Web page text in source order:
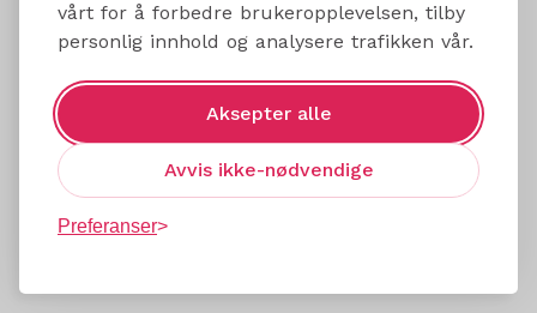
vårt for å forbedre brukeropplevelsen, tilby
personlig innhold og analysere trafikken vår.
Aksepter alle
Avvis ikke-nødvendige
Preferanser